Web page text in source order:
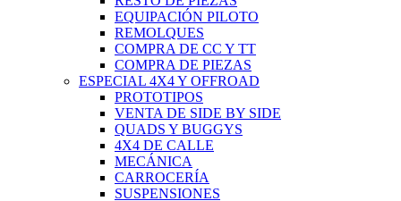
EQUIPACIÓN PILOTO
REMOLQUES
COMPRA DE CC Y TT
COMPRA DE PIEZAS
ESPECIAL 4X4 Y OFFROAD
PROTOTIPOS
VENTA DE SIDE BY SIDE
QUADS Y BUGGYS
4X4 DE CALLE
MECÁNICA
CARROCERÍA
SUSPENSIONES